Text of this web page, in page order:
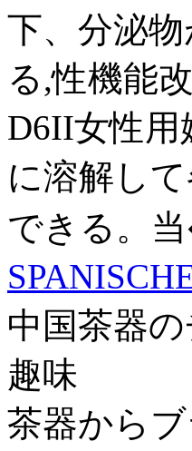
下、分泌
る,性機能
D6II女性用
に溶解し
できる。
中国茶器
趣味
茶器から